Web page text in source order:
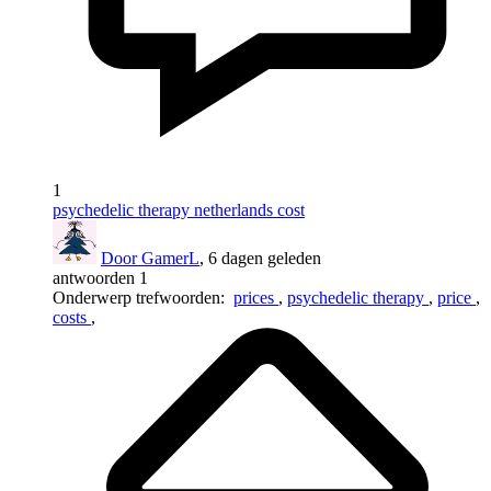
1
psychedelic therapy netherlands cost
Door GamerL, 6 dagen geleden
antwoorden 1
Onderwerp trefwoorden: prices , psychedelic therapy , price ,
costs ,